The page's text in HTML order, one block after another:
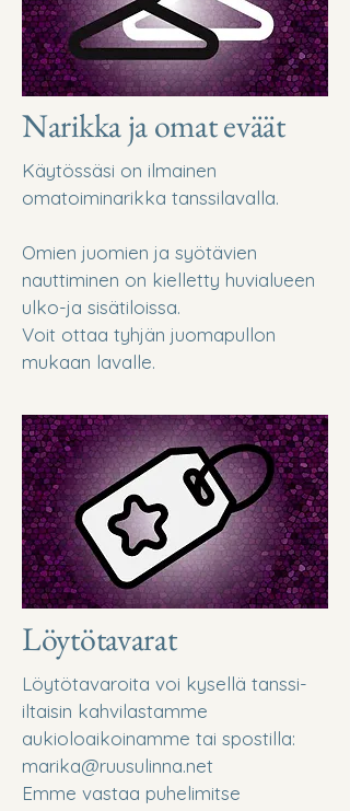
Narikka ja omat eväät
Käytössäsi on ilmainen
omatoiminarikka tanssilavalla.
Omien juomien ja syötävien
nauttiminen on kielletty huvialueen
ulko-ja sisätiloissa.
Voit ottaa tyhjän juomapullon
mukaan lavalle.
Löytötavarat
Löytötavaroita voi kysellä tanssi-
iltaisin kahvilastamme
aukioloaikoinamme tai spostilla:
marika@ruusulinna.net
Emme vastaa puhelimitse